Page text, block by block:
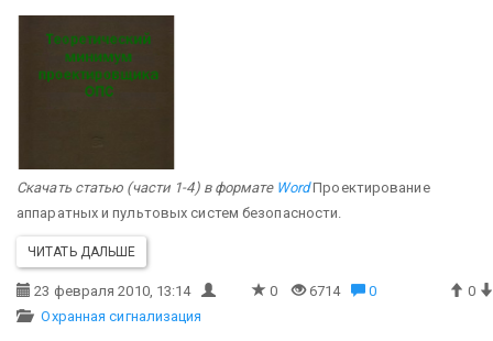
Скачать статью (части 1-4) в формате Word Проектирование
аппаратных и пультовых систем безопасности.
ЧИТАТЬ ДАЛЬШЕ
23 февраля 2010, 13:14 0 6714 0
0
Охранная сигнализация